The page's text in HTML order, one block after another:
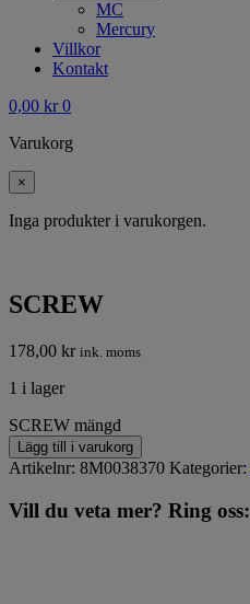
MC
Mercury
Villkor
Kontakt
0,00 kr 0
Varukorg
×
Inga produkter i varukorgen.
SCREW
178,00 kr ink. moms
1 i lager
SCREW mängd
Lägg till i varukorg
Artikelnr: 8M0038370 Kategorier:
Vill du veta mer? Ring oss: